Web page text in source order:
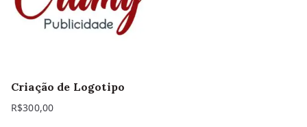
Criação de Logotipo
R$300,00